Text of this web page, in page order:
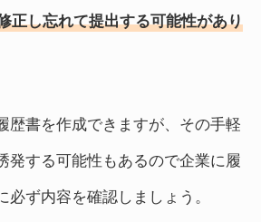
正し忘れて提出する可能性があり
歴書を作成できますが、その手軽
発する可能性もあるので企業に履
必ず内容を確認しましょう。